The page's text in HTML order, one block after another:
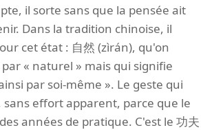
il sorte sans que la pensée ait
Dans la tradition chinoise, il
cet état : 自然 (zìrán), qu'on
« naturel » mais qui signifie
par soi-même ». Le geste qui
effort apparent, parce que le
années de pratique. C'est le 功夫